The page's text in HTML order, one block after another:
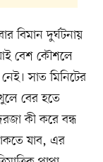
বিমান দুর্ঘটনায়
বেশ কৌশলে
সাত মিনিটের
বের হতে
কী করে বন্ধ
যাব, এর